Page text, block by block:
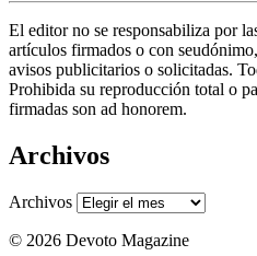
El editor no se responsabiliza por
artículos firmados o con
avisos publicitarios o solicitadas.
Prohibida su reproducción total o
firmadas son ad honorem.
Archivos
Archivos
© 2026 Devoto Magazine